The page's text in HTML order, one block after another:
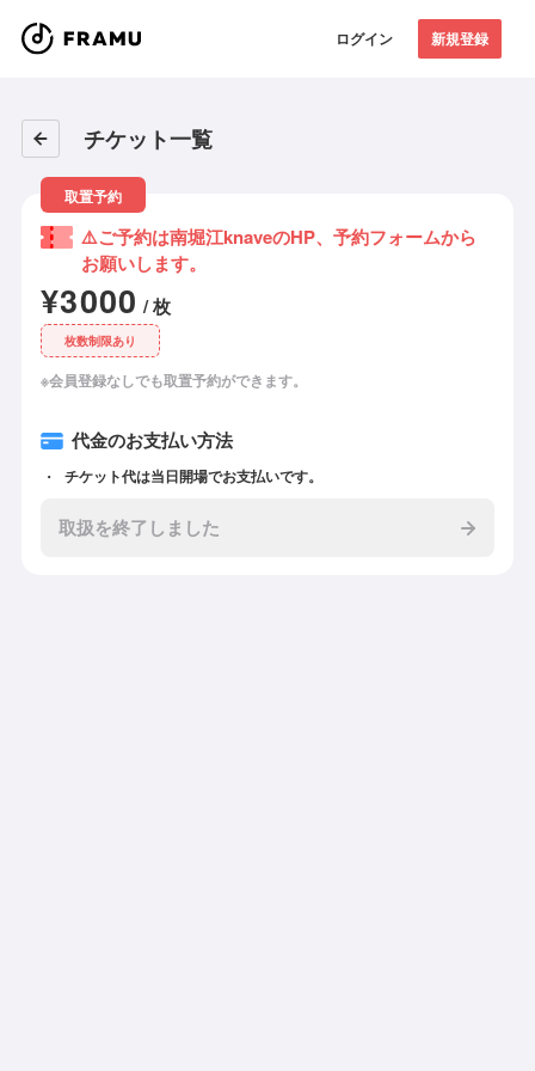
ログイン 新規登録
チケット一覧
取置予約
⚠️ご予約は南堀江knaveのHP、予約フォームから
お願いします。
¥3000 / 枚
枚数制限あり
※会員登録なしでも取置予約ができます。
代金のお支払い方法
チケット代は当日開場でお支払いです。
取扱を終了しました